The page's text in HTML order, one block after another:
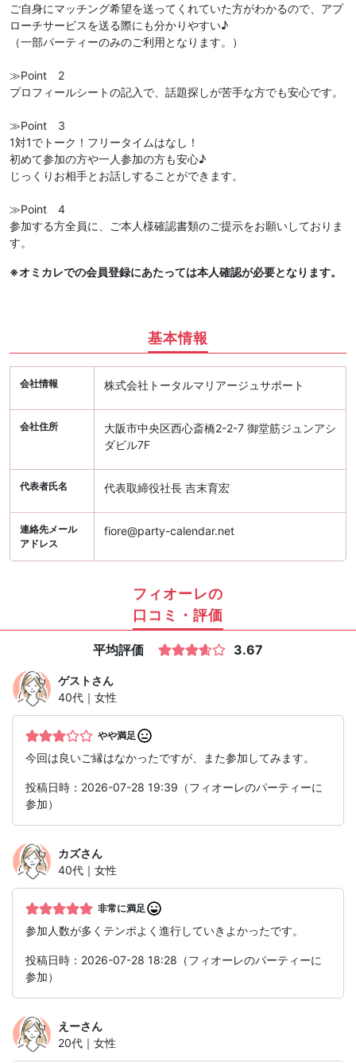
ご自身にマッチング希望を送ってくれていた方がわかるので、アプ
ローチサービスを送る際にも分かりやすい♪
（一部パーティーのみのご利用となります。）
≫Point 2
プロフィールシートの記入で、話題探しが苦手な方でも安心です。
≫Point 3
1対1でトーク！フリータイムはなし！
初めて参加の方や一人参加の方も安心♪
じっくりお相手とお話しすることができます。
≫Point 4
参加する方全員に、ご本人様確認書類のご提示をお願いしておりま
す。
※オミカレでの会員登録にあたっては本人確認が必要となります。
基本情報
会社情報 株式会社トータルマリアージュサポート
会社住所
大阪市中央区西心斎橋2-2-7 御堂筋ジュンアシ
ダビル7F
代表者氏名 代表取締役社長 吉末育宏
連絡先メール
アドレス
fiore@party-calendar.net
フィオーレの
口コミ・評価
平均評価 3.67
ゲストさん
40代｜女性
やや満足
今回は良いご縁はなかったですが、また参加してみます。
投稿日時：2026-07-28 19:39（フィオーレのパーティーに
参加）
カズさん
40代｜女性
非常に満足
参加人数が多くテンポよく進行していきよかったです。
投稿日時：2026-07-28 18:28（フィオーレのパーティーに
参加）
えーさん
20代｜女性